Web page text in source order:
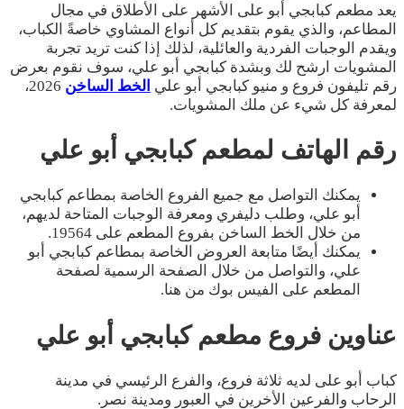
يعد مطعم كبابجي أبو على الأشهر على الأطلاق في مجال
المطاعم، والذي يقوم بتقديم كل أنواع المشاوي خاصةً الكباب،
ويقدم الوجبات الفردية والعائلية، لذلك إذا كنت تريد تجربة
المشويات ارشح لك وبشدة كبابجي أبو علي، سوف نقوم بعرض
رقم تليفون فروع و منيو كبابجي أبو علي الخط الساخن
2026،
لمعرفة كل شيء عن ملك المشويات.
رقم الهاتف لمطعم كبابجي أبو علي
يمكنك التواصل مع جميع الفروع الخاصة بمطاعم كبابجي
أبو علي، وطلب دليفري ومعرفة الوجبات المتاحة لديهم،
من خلال الخط الساخن بفروع المطعم على 19564.
يمكنك أيضًا متابعة العروض الخاصة بمطاعم كبابجي أبو
علي، والتواصل من خلال الصفحة الرسمية لصفحة
المطعم على الفيس بوك من هنا.
عناوين فروع مطعم كبابجي أبو علي
كباب أبو على لديه ثلاثة فروع، والفرع الرئيسي في مدينة
الرحاب والفرعين الأخرين في العبور ومدينة نصر.